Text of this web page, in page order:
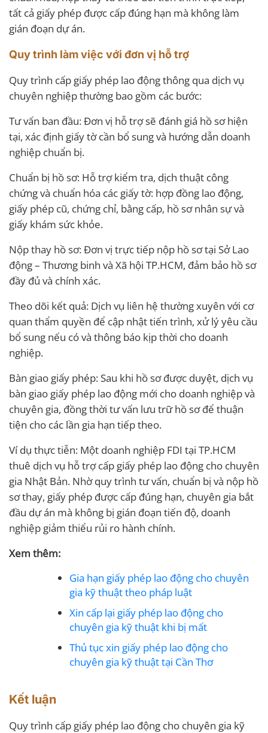
tất cả giấy phép được cấp đúng hạn mà không làm
gián đoạn dự án.
Quy trình làm việc với đơn vị hỗ trợ
Quy trình cấp giấy phép lao động thông qua dịch vụ
chuyên nghiệp thường bao gồm các bước:
Tư vấn ban đầu: Đơn vị hỗ trợ sẽ đánh giá hồ sơ hiện
tại, xác định giấy tờ cần bổ sung và hướng dẫn doanh
nghiệp chuẩn bị.
Chuẩn bị hồ sơ: Hỗ trợ kiểm tra, dịch thuật công
chứng và chuẩn hóa các giấy tờ: hợp đồng lao động,
giấy phép cũ, chứng chỉ, bằng cấp, hồ sơ nhân sự và
giấy khám sức khỏe.
Nộp thay hồ sơ: Đơn vị trực tiếp nộp hồ sơ tại Sở Lao
động – Thương binh và Xã hội TP.HCM, đảm bảo hồ sơ
đầy đủ và chính xác.
Theo dõi kết quả: Dịch vụ liên hệ thường xuyên với cơ
quan thẩm quyền để cập nhật tiến trình, xử lý yêu cầu
bổ sung nếu có và thông báo kịp thời cho doanh
nghiệp.
Bàn giao giấy phép: Sau khi hồ sơ được duyệt, dịch vụ
bàn giao giấy phép lao động mới cho doanh nghiệp và
chuyên gia, đồng thời tư vấn lưu trữ hồ sơ để thuận
tiện cho các lần gia hạn tiếp theo.
Ví dụ thực tiễn: Một doanh nghiệp FDI tại TP.HCM
thuê dịch vụ hỗ trợ cấp giấy phép lao động cho chuyên
gia Nhật Bản. Nhờ quy trình tư vấn, chuẩn bị và nộp hồ
sơ thay, giấy phép được cấp đúng hạn, chuyên gia bắt
đầu dự án mà không bị gián đoạn tiến độ, doanh
nghiệp giảm thiểu rủi ro hành chính.
Xem thêm:
Gia hạn giấy phép lao động cho chuyên
gia kỹ thuật theo pháp luật
Xin cấp lại giấy phép lao động cho
chuyên gia kỹ thuật khi bị mất
Thủ tục xin giấy phép lao động cho
chuyên gia kỹ thuật tại Cần Thơ
Kết luận
Quy trình cấp giấy phép lao động cho chuyên gia kỹ